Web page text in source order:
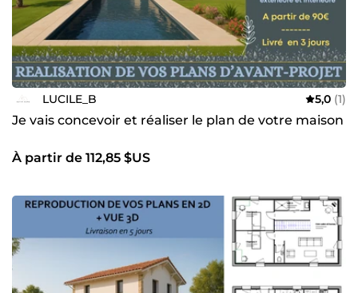
LUCILE_B 5,0 (1)
Je vais concevoir et réaliser le plan de votre maison
À partir de 112,85 $US